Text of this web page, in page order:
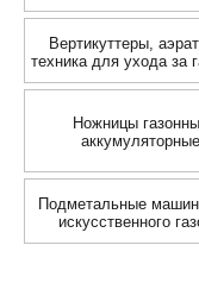
Вертикуттеры,
техника для ухода за
Ножницы
аккумуляторные
Подметальные
искусственного